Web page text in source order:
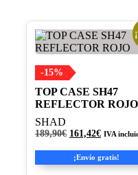
-15%
TOP CASE SH47
REFLECTOR ROJO
SHAD
189,90€ El
original
era:
161,42€El
actual
es:
IVA
¡Envío gratis!